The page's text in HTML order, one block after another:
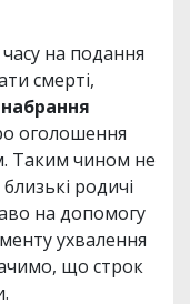
часу на подання
смерті,
оголошення
Таким чином не
родичі
на допомогу
ухвалення
що строк